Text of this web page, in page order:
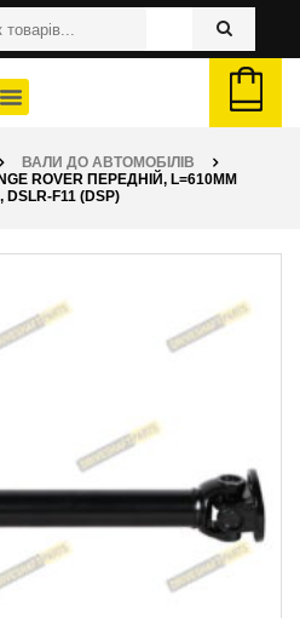
ВАЛИ ДО АВТОМОБІЛІВ
ROVER ПЕРЕДНІЙ, L=610ММ
F11 (DSP)